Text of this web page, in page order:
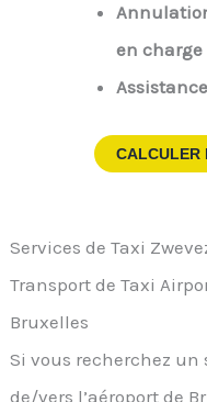
en charge
CALCULER
Services de Taxi
Transport de Taxi
Bruxelles
Si vous recherchez un
de/vers l’aéroport de